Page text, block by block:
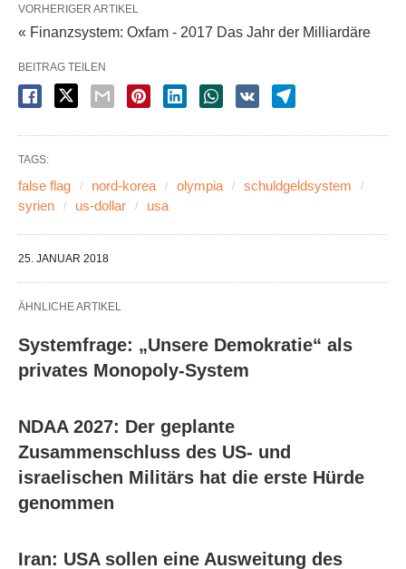
VORHERIGER ARTIKEL
« Finanzsystem: Oxfam - 2017 Das Jahr der Milliardäre
BEITRAG TEILEN
TAGS:
false flag nord-korea olympia
schuldgeldsystem
syrien
us-dollar usa
25. JANUAR 2018
ÄHNLICHE ARTIKEL
Systemfrage: „Unsere Demokratie“ als
privates Monopoly-System
NDAA 2027: Der geplante
Zusammenschluss des US- und
israelischen Militärs hat die erste Hürde
genommen
Iran: USA sollen eine Ausweitung des